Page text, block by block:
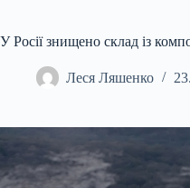
У Росії знищено склад із
Леся Ляшенко